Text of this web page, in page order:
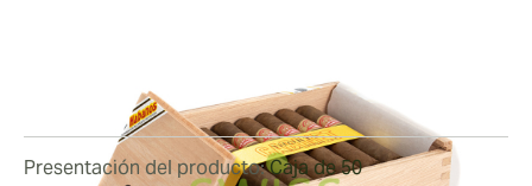
2Reseñas
Presentación del producto:Caja de 50